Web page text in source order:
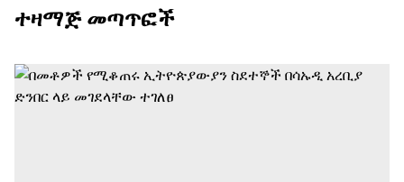
ተዛማጅ መጣጥፎች